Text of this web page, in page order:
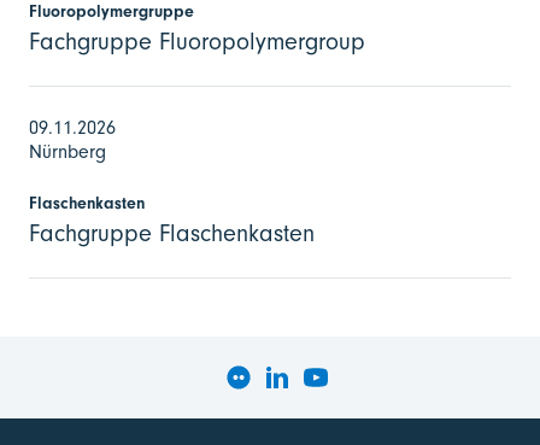
Fluoropolymergruppe
Fachgruppe Fluoropolymergroup
09.11.2026
Nürnberg
Flaschenkasten
Fachgruppe Flaschenkasten